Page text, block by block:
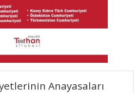
Anayasaları